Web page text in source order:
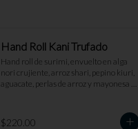
Hand Roll Kani Trufado
Hand roll de surimi, envuelto en alga
nori crujiente, arroz shari, pepino kiuri,
aguacate, perlas de arroz y mayonesa
$220.00